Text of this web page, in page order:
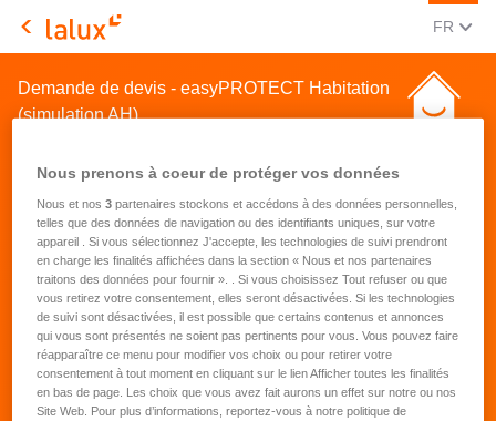
LALUX Assurances
FR
Demande de devis - easyPROTECT Habitation
(simulation AH)
Demande de devis pour une
assurance habitation
Prénom*
Nous prenons à coeur de protéger vos données
Nous et nos3 partenaires stockons et accédons à des données personnelles,
telles que des données de navigation ou des identifiants uniques, sur votre
appareil . Si vous sélectionnez J'accepte, les technologies de suivi prendront
en charge les finalités affichées dans la section « Nous et nos partenaires
traitons des données pour fournir ». . Si vous choisissez Tout refuser ou que
vous retirez votre consentement, elles seront désactivées. Si les technologies
de suivi sont désactivées, il est possible que certains contenus et annonces
qui vous sont présentés ne soient pas pertinents pour vous. Vous pouvez faire
réapparaître ce menu pour modifier vos choix ou pour retirer votre
consentement à tout moment en cliquant sur le lien Afficher toutes les finalités
en bas de page. Les choix que vous avez fait aurons un effet sur notre ou nos
Site Web. Pour plus d’informations, reportez-vous à notre politique de